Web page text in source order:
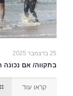
25 בדצמבר 2025
בתקווה/ אם
קראו עוד